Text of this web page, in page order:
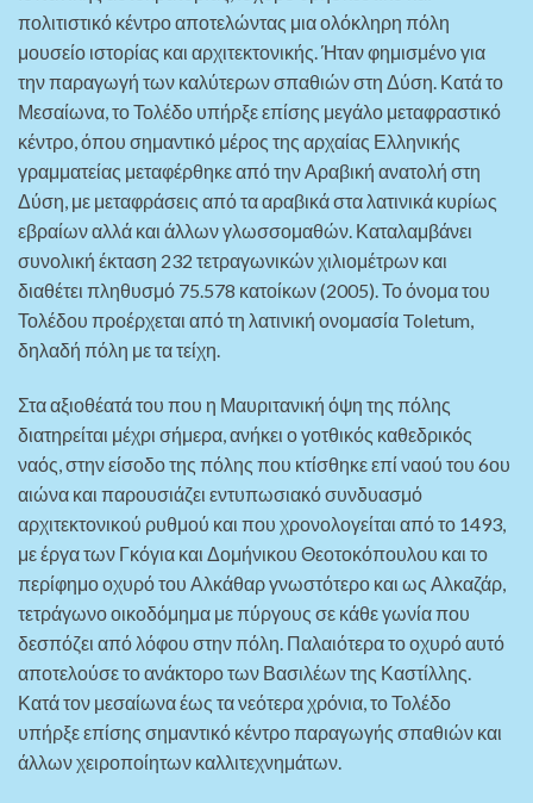
πολιτιστικό κέντρο αποτελώντας μια ολόκληρη πόλη
μουσείο ιστορίας και αρχιτεκτονικής. Ήταν φημισμένο για
την παραγωγή των καλύτερων σπαθιών στη Δύση. Κατά το
Μεσαίωνα, το Τολέδο υπήρξε επίσης μεγάλο μεταφραστικό
κέντρο, όπου σημαντικό μέρος της αρχαίας Ελληνικής
γραμματείας μεταφέρθηκε από την Αραβική ανατολή στη
Δύση, με μεταφράσεις από τα αραβικά στα λατινικά κυρίως
εβραίων αλλά και άλλων γλωσσομαθών. Καταλαμβάνει
συνολική έκταση 232 τετραγωνικών χιλιομέτρων και
διαθέτει πληθυσμό 75.578 κατοίκων (2005). Το όνομα του
Τολέδου προέρχεται από τη λατινική ονομασία Toletum,
δηλαδή πόλη με τα τείχη.
Στα αξιοθέατά του που η Μαυριτανική όψη της πόλης
διατηρείται μέχρι σήμερα, ανήκει ο γοτθικός καθεδρικός
ναός, στην είσοδο της πόλης που κτίσθηκε επί ναού του 6ου
αιώνα και παρουσιάζει εντυπωσιακό συνδυασμό
αρχιτεκτονικού ρυθμού και που χρονολογείται από το 1493,
με έργα των Γκόγια και Δομήνικου Θεοτοκόπουλου και το
περίφημο οχυρό του Αλκάθαρ γνωστότερο και ως Αλκαζάρ,
τετράγωνο οικοδόμημα με πύργους σε κάθε γωνία που
δεσπόζει από λόφου στην πόλη. Παλαιότερα το οχυρό αυτό
αποτελούσε το ανάκτορο των Βασιλέων της Καστίλλης.
Κατά τον μεσαίωνα έως τα νεότερα χρόνια, το Τολέδο
υπήρξε επίσης σημαντικό κέντρο παραγωγής σπαθιών και
άλλων χειροποίητων καλλιτεχνημάτων.